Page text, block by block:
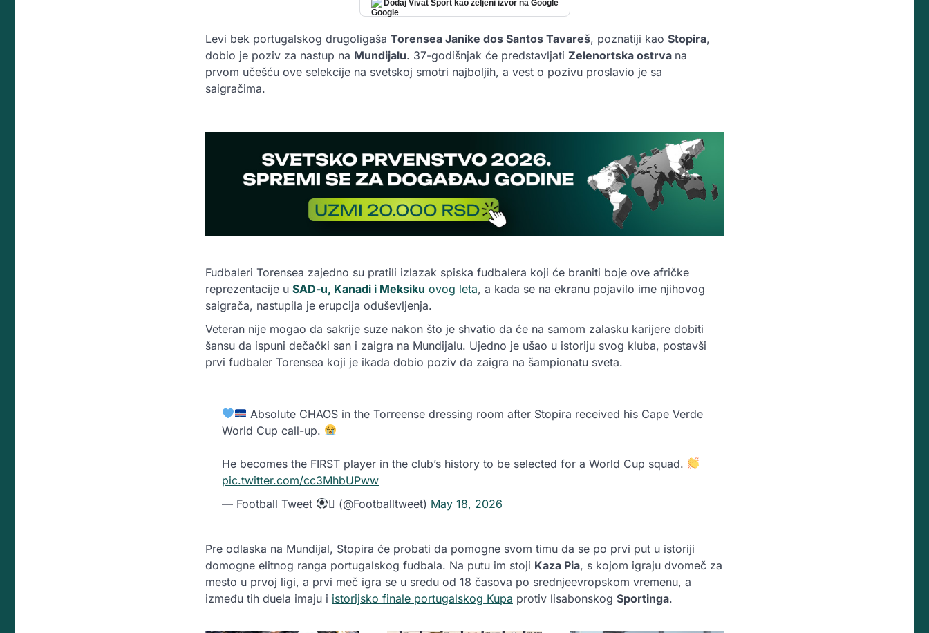
Dodaj Vivat Sport kao željeni izvor na Google
Levi bek portugalskog drugoligaša Torensea Janike dos Santos Tavareš, poznatiji kao Stopira,
dobio je poziv za nastup na Mundijalu. 37-godišnjak će predstavljati Zelenortska ostrva na
prvom učešću ove selekcije na svetskoj smotri najboljih, a vest o pozivu proslavio je sa
saigračima.
Fudbaleri Torensea zajedno su pratili izlazak spiska fudbalera koji će braniti boje ove afričke
reprezentacije u SAD-u, Kanadi i Meksiku ovog leta, a kada se na ekranu pojavilo ime njihovog
saigrača, nastupila je erupcija oduševljenja.
Veteran nije mogao da sakrije suze nakon što je shvatio da će na samom zalasku karijere dobiti
šansu da ispuni dečački san i zaigra na Mundijalu. Ujedno je ušao u istoriju svog kluba, postavši
prvi fudbaler Torensea koji je ikada dobio poziv da zaigra na šampionatu sveta.
Absolute CHAOS in the Torreense dressing room after Stopira received his Cape Verde
World Cup call-up.
He becomes the FIRST player in the club’s history to be selected for a World Cup squad.
pic.twitter.com/cc3MhbUPww
— Football Tweet
 (@Footballtweet) May 18, 2026
Pre odlaska na Mundijal, Stopira će probati da pomogne svom timu da se po prvi put u istoriji
domogne elitnog ranga portugalskog fudbala. Na putu im stoji Kaza Pia, s kojom igraju dvomeč za
mesto u prvoj ligi, a prvi meč igra se u sredu od 18 časova po srednjeevropskom vremenu, a
između tih duela imaju i istorijsko finale portugalskog Kupa protiv lisabonskog Sportinga.